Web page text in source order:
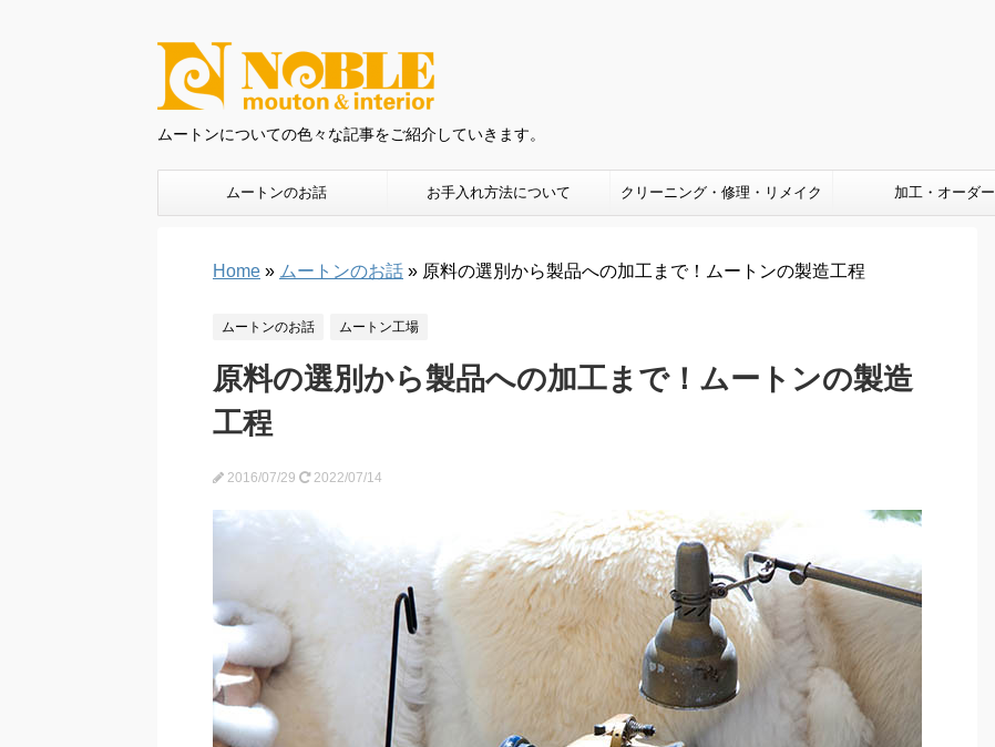
ムートンについての色々な記事をご紹介していきます。
ムートンのお話 お手入れ方法について クリーニング・修理・リメイク 加工・オーダー
Home » ムートンのお話 » 原料の選別から製品への加工まで！ムートンの製造工程
ムートンのお話 ムートン工場
原料の選別から製品への加工まで！ムートンの製造
工程
2016/07/29 2022/07/14